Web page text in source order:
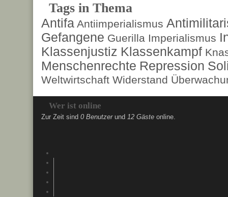
Tags in Thema
Antifa Antiimperialismus
Gefangene Guerilla Imperialismus
Klassenjustiz Klassenkampf
Menschenrechte Repression
Weltwirtschaft Widerstand
Wer ist online
Zur Zeit sind 0 Benutzerund 12 Gäste online.